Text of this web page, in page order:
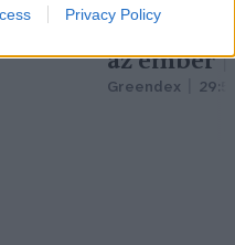
Privacy Policy
A
az ember
Greendex